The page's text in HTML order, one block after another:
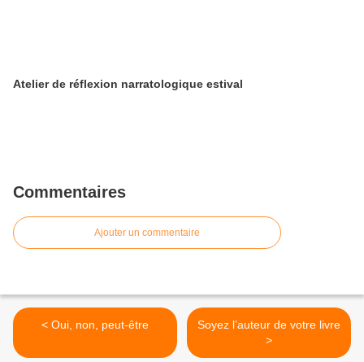
Atelier de réflexion narratologique estival
Commentaires
Ajouter un commentaire
< Oui, non, peut-être
Soyez l’auteur de votre livre
>